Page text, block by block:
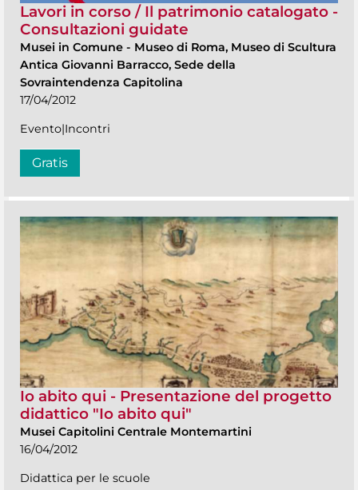
Lavori in corso / Il patrimonio catalogato -
Consultazioni guidate
Musei in Comune - Museo di Roma, Museo di Scultura
Antica Giovanni Barracco, Sede della
Sovraintendenza Capitolina
17/04/2012
Evento|Incontri
Gratis
Io abito qui - Presentazione del progetto
didattico "Io abito qui"
Musei Capitolini Centrale Montemartini
16/04/2012
Didattica per le scuole